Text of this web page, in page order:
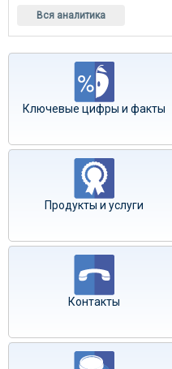
Вся аналитика
Ключевые цифры и факты
Продукты и услуги
Контакты